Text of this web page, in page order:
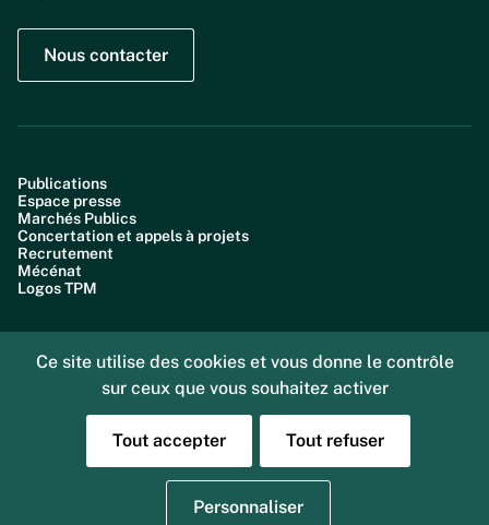
Nous contacter
Publications
Espace presse
Marchés Publics
Concertation et appels à projets
Recrutement
Mécénat
Logos TPM
Accessibilité : partiellement conforme (99,6%)
Données personnelles
Gestion des cookies
Mentions légales
Sourd ou malentendant, vous pouvez nous joindre
Ce site utilise des cookies et vous donne le contrôle
sur ceux que vous souhaitez activer
Tout accepter Tout refuser
Personnaliser